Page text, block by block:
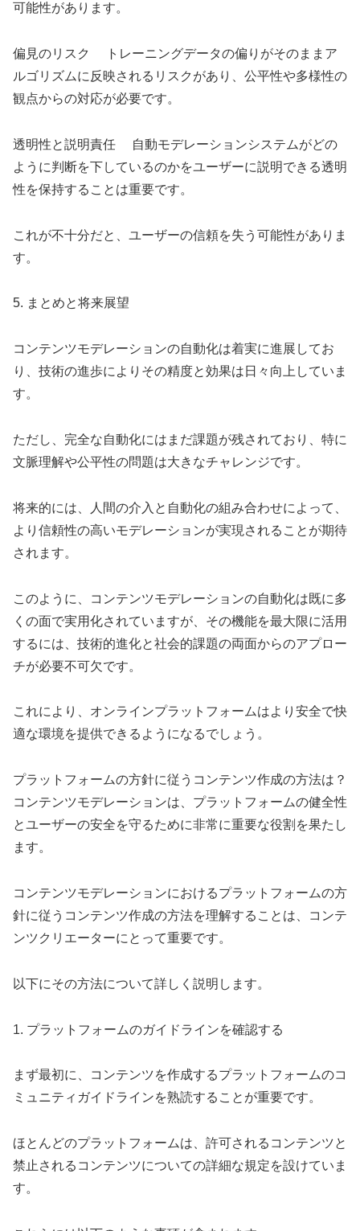
可能性があります。
偏見のリスク トレーニングデータの偏りがそのままア
ルゴリズムに反映されるリスクがあり、公平性や多様性の
観点からの対応が必要です。
透明性と説明責任 自動モデレーションシステムがどの
ように判断を下しているのかをユーザーに説明できる透明
性を保持することは重要です。
これが不十分だと、ユーザーの信頼を失う可能性がありま
す。
5. まとめと将来展望
コンテンツモデレーションの自動化は着実に進展してお
り、技術の進歩によりその精度と効果は日々向上していま
す。
ただし、完全な自動化にはまだ課題が残されており、特に
文脈理解や公平性の問題は大きなチャレンジです。
将来的には、人間の介入と自動化の組み合わせによって、
より信頼性の高いモデレーションが実現されることが期待
されます。
このように、コンテンツモデレーションの自動化は既に多
くの面で実用化されていますが、その機能を最大限に活用
するには、技術的進化と社会的課題の両面からのアプロー
チが必要不可欠です。
これにより、オンラインプラットフォームはより安全で快
適な環境を提供できるようになるでしょう。
プラットフォームの方針に従うコンテンツ作成の方法は？
コンテンツモデレーションは、プラットフォームの健全性
とユーザーの安全を守るために非常に重要な役割を果たし
ます。
コンテンツモデレーションにおけるプラットフォームの方
針に従うコンテンツ作成の方法を理解することは、コンテ
ンツクリエーターにとって重要です。
以下にその方法について詳しく説明します。
1. プラットフォームのガイドラインを確認する
まず最初に、コンテンツを作成するプラットフォームのコ
ミュニティガイドラインを熟読することが重要です。
ほとんどのプラットフォームは、許可されるコンテンツと
禁止されるコンテンツについての詳細な規定を設けていま
す。